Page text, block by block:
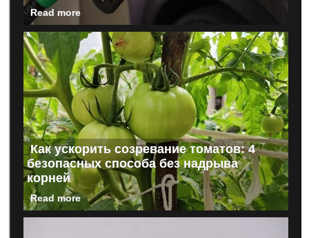
Read more
Как ускорить созревание томатов: 4
безопасных способа без надрыва
корней
Read more